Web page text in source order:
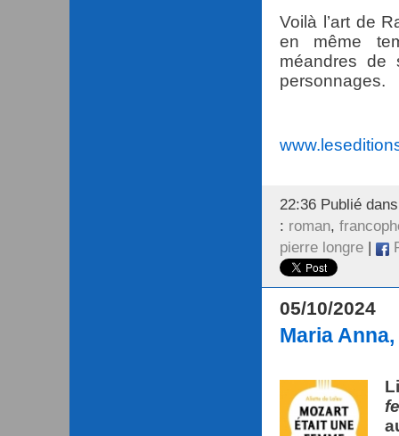
Voilà l’art de
en même
méandres de
personnages.
22:36 Publié
: roman,
pierre longre |
05/10/2024
Maria